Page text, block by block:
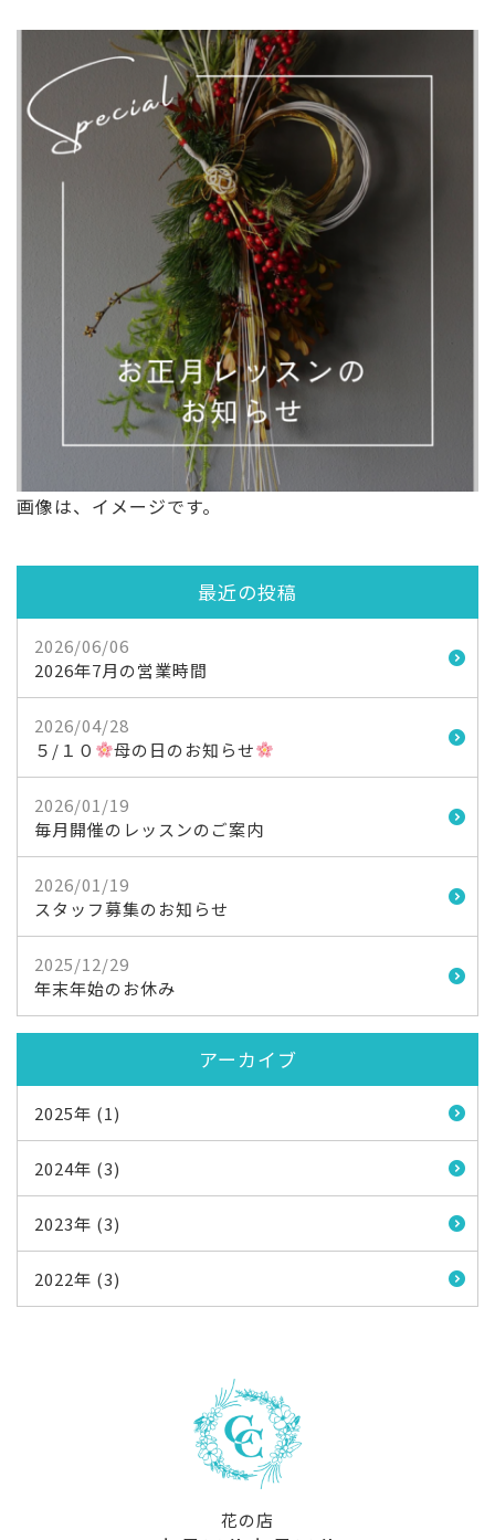
画像は、イメージです。
最近の投稿
2026/06/06
2026年7月の営業時間
2026/04/28
５/１０
母の日のお知らせ
2026/01/19
毎月開催のレッスンのご案内
2026/01/19
スタッフ募集のお知らせ
2025/12/29
年末年始のお休み
アーカイブ
2025年 (1)
2024年 (3)
2023年 (3)
2022年 (3)
花の店